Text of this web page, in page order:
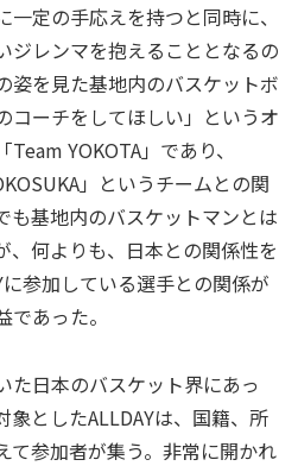
定の手応えを持つと同時に、
ジレンマを抱えることとなるの
姿を見た基地内のバスケットボ
コーチをしてほしい」というオ
YOKOTA」であり、
」というチームとの関
も基地内のバスケットマンとは
、何よりも、日本との関係性を
参加している選手との関係が
あった。
た日本のバスケット界にあっ
象としたALLDAYは、国籍、所
て参加者が集う。非常に開かれ